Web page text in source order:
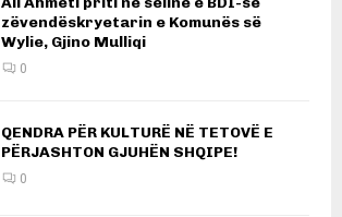
zëvendëskryetarin e Komunës së
Wylie, Gjino Mulliqi
0
QENDRA PËR KULTURË NË TETOVË E
PËRJASHTON GJUHËN SHQIPE!
0